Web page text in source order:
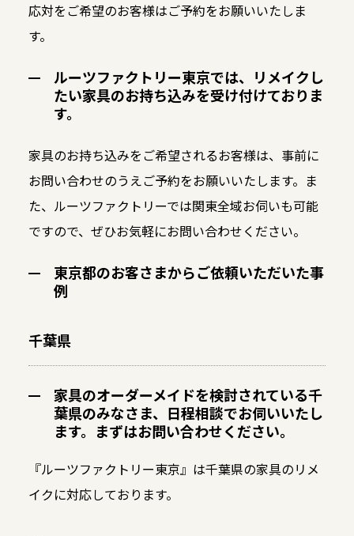
応対をご希望のお客様はご予約をお願いいたしま
す。
ルーツファクトリー東京では、リメイクし
たい家具のお持ち込みを受け付けておりま
す。
家具のお持ち込みをご希望されるお客様は、事前に
お問い合わせのうえご予約をお願いいたします。ま
た、ルーツファクトリーでは関東全域お伺いも可能
ですので、ぜひお気軽にお問い合わせください。
東京都のお客さまからご依頼いただいた事
例
千葉県
家具のオーダーメイドを検討されている千
葉県のみなさま、日程相談でお伺いいたし
ます。まずはお問い合わせください。
『ルーツファクトリー東京』は千葉県の家具のリメ
イクに対応しております。